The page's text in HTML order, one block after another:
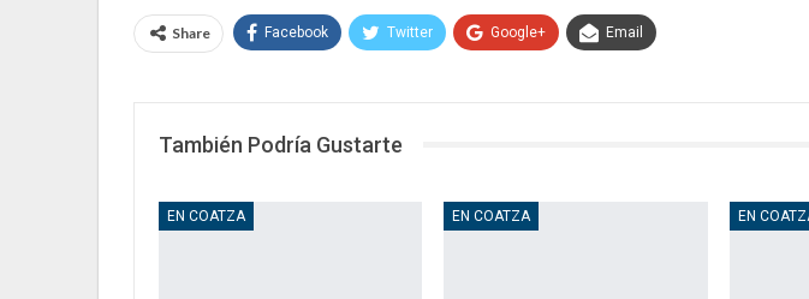
Share Facebook Twitter Google+ Email
También Podría Gustarte
EN COATZA EN COATZA EN